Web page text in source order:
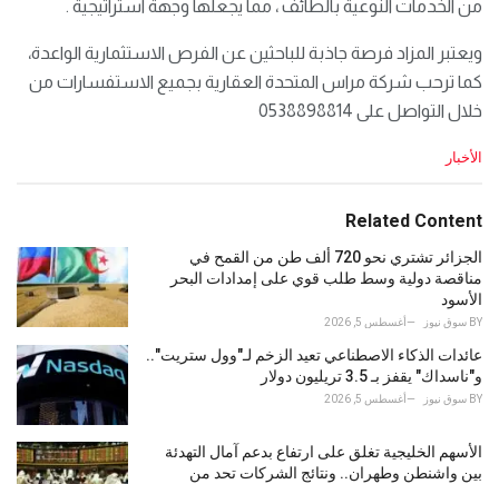
من الخدمات النوعية بالطائف ، مما يجعلها وجهة استراتيجية .
ويعتبر المزاد فرصة جاذبة للباحثين عن الفرص الاستثمارية الواعدة،
كما ترحب شركة مراس المتحدة العقارية بجميع الاستفسارات من
خلال التواصل على 0538898814
C
e
o
r
i
e
:
الأخبار
Related Content
الجزائر تشتري نحو 720 ألف طن من القمح في
مناقصة دولية وسط طلب قوي على إمدادات البحر
الأسود
BY سوق نيوز أغسطس 5, 2026
عائدات الذكاء الاصطناعي تعيد الزخم لـ"وول ستريت"..
و"ناسداك" يقفز بـ 3.5 تريليون دولار
BY سوق نيوز أغسطس 5, 2026
الأسهم الخليجية تغلق على ارتفاع بدعم آمال التهدئة
بين واشنطن وطهران.. ونتائج الشركات تحد من